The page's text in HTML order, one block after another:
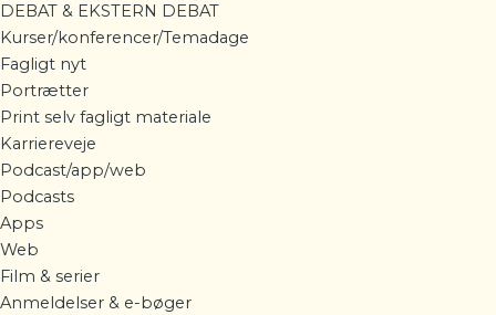
DEBAT & EKSTERN DEBAT
Kurser/konferencer/Temadage
Fagligt nyt
Portrætter
Print selv fagligt materiale
Karriereveje
Podcast/app/web
Podcasts
Apps
Web
Film & serier
Anmeldelser & e-bøger